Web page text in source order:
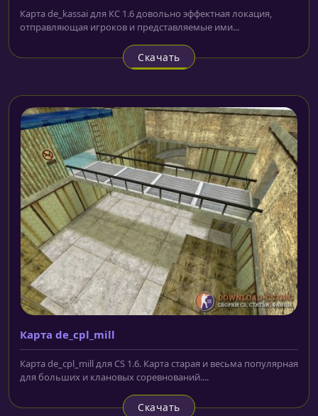
Карта de_kassai для КС 1.6 довольно эффектная локация,
отправляющая игроков и представляемые ими...
Скачать
Карта de_cpl_mill
Карта de_cpl_mill для CS 1.6. Карта старая и весьма популярная
для больших и клановых соревнований....
Скачать